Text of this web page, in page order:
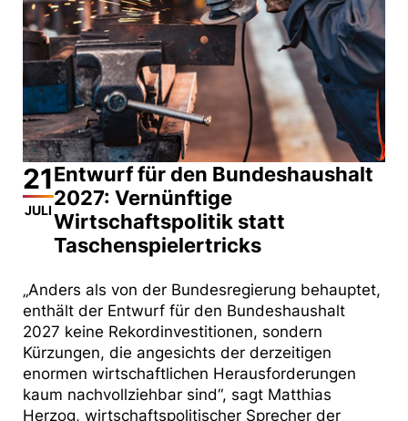
21
JULI
Entwurf für den Bundeshaushalt
2027: Vernünftige
Wirtschaftspolitik statt
Taschenspielertricks
„Anders als von der Bundesregierung behauptet,
enthält der Entwurf für den Bundeshaushalt
2027 keine Rekordinvestitionen, sondern
Kürzungen, die angesichts der derzeitigen
enormen wirtschaftlichen Herausforderungen
kaum nachvollziehbar sind“, sagt Matthias
Herzog, wirtschaftspolitischer Sprecher der